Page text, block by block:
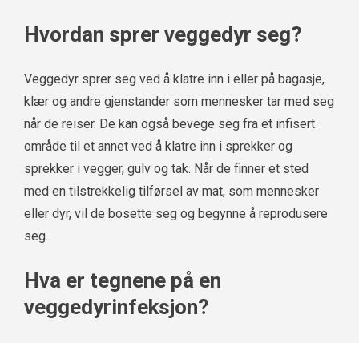
Hvordan sprer veggedyr seg?
Veggedyr sprer seg ved å klatre inn i eller på bagasje,
klær og andre gjenstander som mennesker tar med seg
når de reiser. De kan også bevege seg fra et infisert
område til et annet ved å klatre inn i sprekker og
sprekker i vegger, gulv og tak. Når de finner et sted
med en tilstrekkelig tilførsel av mat, som mennesker
eller dyr, vil de bosette seg og begynne å reprodusere
seg.
Hva er tegnene på en
veggedyrinfeksjon?